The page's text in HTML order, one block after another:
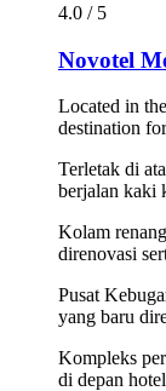
4.0 / 5
Novotel
Located in
destination
Terletak di
berjalan kaki
Kolam
direnovasi
Pusat
yang baru
Kompleks
di depan hotel